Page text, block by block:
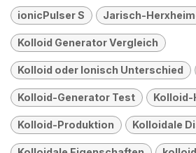
ionicPulser S Jarisch-
Kolloid Generator Vergleich
Kolloid oder Ionisch Unterschied
Kolloid-Generator Test Kolloid-
Kolloid-Produktion Kolloidale